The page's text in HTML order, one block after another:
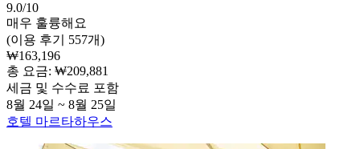
9.0/10
매우 훌륭해요
(이용 후기 557개)
₩163,196
총 요금: ₩209,881
세금 및 수수료 포함
8월 24일 ~ 8월 25일
호텔 마르타하우스